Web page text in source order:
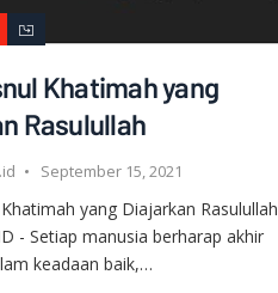
Khatimah yang
Rasulullah
September 15, 2021
yang Diajarkan Rasulullah
- Setiap manusia berharap akhir
keadaan baik,…